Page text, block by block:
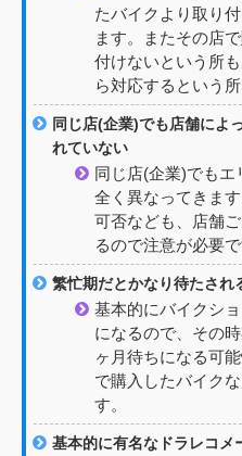
たバイクより取り
ます。またその店
付けないという所
ら対応するという
同じ店(企業)でも店舗によ
れていない
同じ店(企業)でも
全く異なってきま
可否なども、店舗
るので注意が必要で
繁忙期だとかなり待たされ
基本的にバイクシ
になるので、その
ヶ月待ちになる可
で購入したバイク
す。
基本的に有名なドラレコメ